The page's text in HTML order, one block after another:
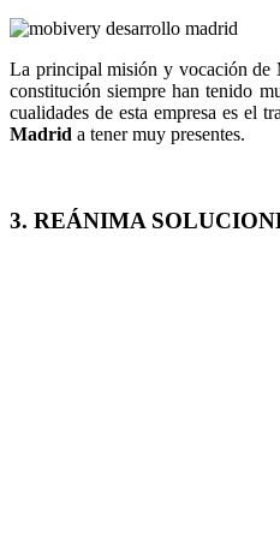
La principal misión y vocación de
constitución siempre han tenido
cualidades de esta empresa es el
Madrid a tener muy presentes.
3. REÁNIMA